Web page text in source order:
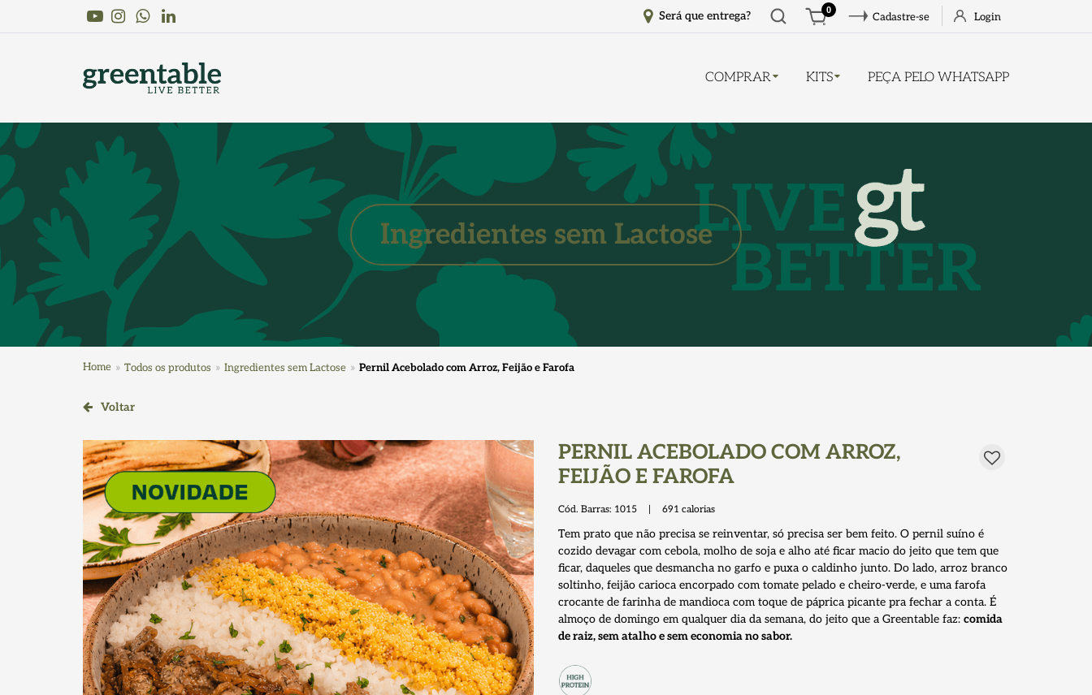
YoutubeInstagramWhatsApp
Linkedin Será que entrega?
Abrir
busca
0
Cadastre-se Login
COMPRAR KITS PEÇA PELO WHATSAPP
Ingredientes sem Lactose
Home Todos os produtos Ingredientes sem Lactose Pernil Acebolado com Arroz, Feijão e Farofa
Voltar
PERNIL ACEBOLADO COM ARROZ,
FEIJÃO E FAROFA
Cód. Barras: 1015 691 calorias
Tem prato que não precisa se reinventar, só precisa ser bem feito. O pernil suíno é
cozido devagar com cebola, molho de soja e alho até ficar macio do jeito que tem que
ficar, daqueles que desmancha no garfo e puxa o caldinho junto. Do lado, arroz branco
soltinho, feijão carioca encorpado com tomate pelado e cheiro-verde, e uma farofa
crocante de farinha de mandioca com toque de páprica picante pra fechar a conta. É
almoço de domingo em qualquer dia da semana, do jeito que a Greentable faz: comida
de raiz, sem atalho e sem economia no sabor.